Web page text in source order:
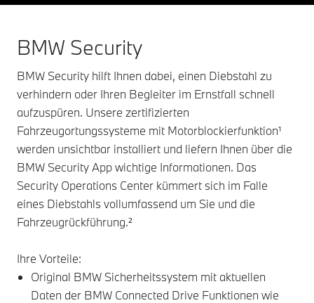
BMW Security
BMW Security hilft Ihnen dabei, einen Diebstahl zu
verhindern oder Ihren Begleiter im Ernstfall schnell
aufzuspüren. Unsere zertifizierten
Fahrzeugortungssysteme mit Motorblockierfunktion¹
werden unsichtbar installiert und liefern Ihnen über die
BMW Security App wichtige Informationen. Das
Security Operations Center kümmert sich im Falle
eines Diebstahls vollumfassend um Sie und die
Fahrzeugrückführung.²
Ihre Vorteile:
Original BMW Sicherheitssystem mit aktuellen
Daten der BMW Connected Drive Funktionen wie